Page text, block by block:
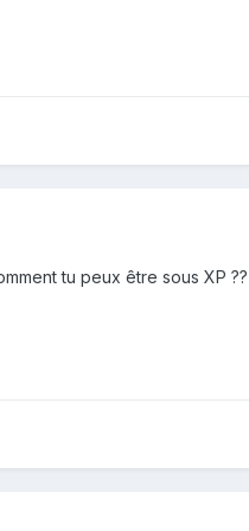
tu peux être sous XP ??